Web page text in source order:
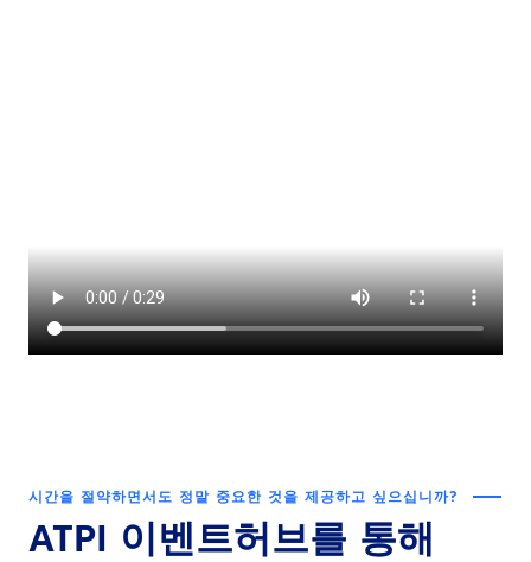
시간을 절약하면서도 정말 중요한 것을 제공하고 싶으십니까?
ATPI 이벤트허브를 통해